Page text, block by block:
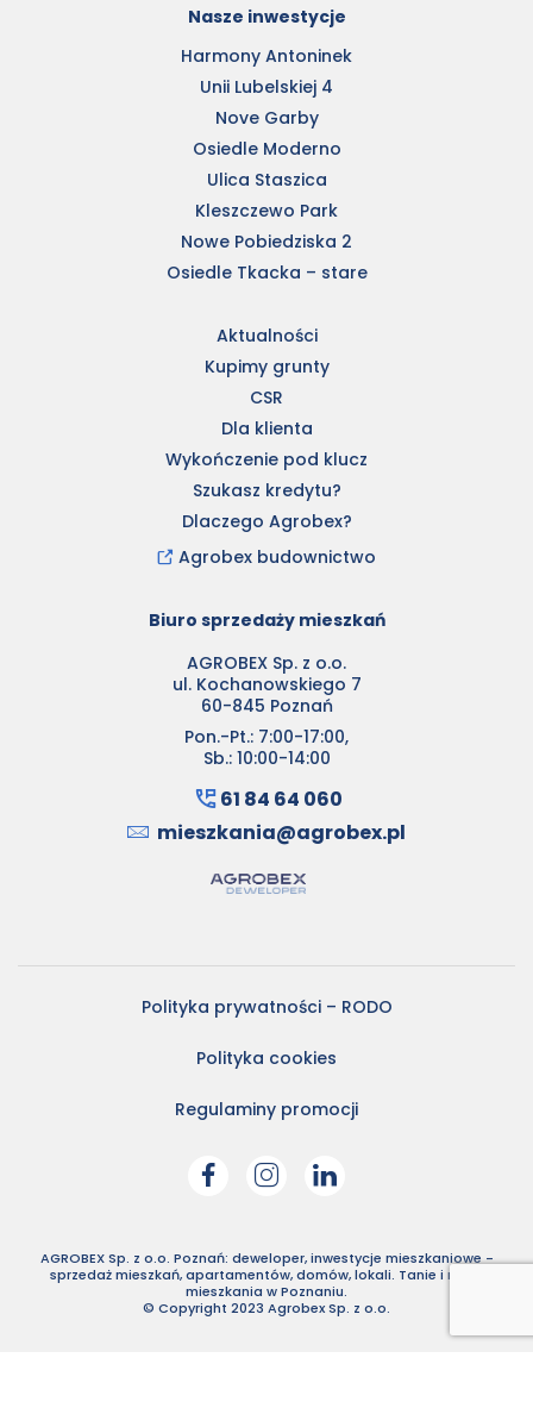
Nasze inwestycje
Harmony Antoninek
Unii Lubelskiej 4
Nove Garby
Osiedle Moderno
Ulica Staszica
Kleszczewo Park
Nowe Pobiedziska 2
Osiedle Tkacka – stare
Aktualności
Kupimy grunty
CSR
Dla klienta
Wykończenie pod klucz
Szukasz kredytu?
Dlaczego Agrobex?
Agrobex budownictwo
Biuro sprzedaży mieszkań
AGROBEX Sp. z o.o.
ul. Kochanowskiego 7
60-845 Poznań
Pon.-Pt.: 7:00-17:00,
Sb.: 10:00-14:00
61 84 64 060
mieszkania@agrobex.pl
Polityka prywatności – RODO
Polityka cookies
Regulaminy promocji
AGROBEX Sp. z o.o. Poznań: deweloper, inwestycje mieszkaniowe -
sprzedaż mieszkań, apartamentów, domów, lokali. Tanie i nowe
mieszkania w Poznaniu.
© Copyright 2023 Agrobex Sp. z o.o.